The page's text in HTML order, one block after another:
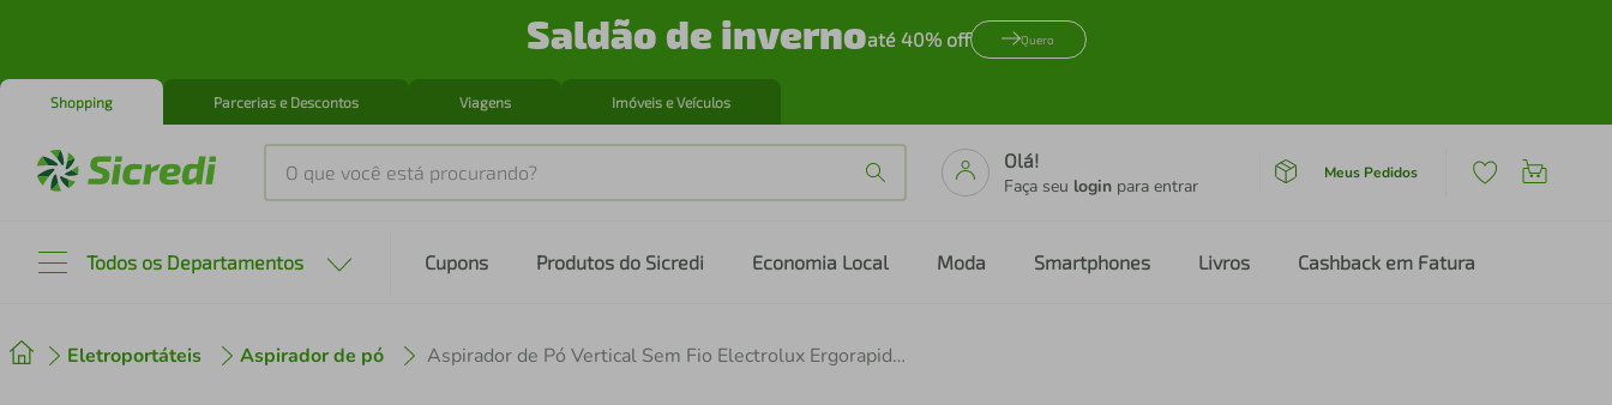
Saldão de invernoaté 40% off Quero
Shopping Parcerias e Descontos Viagens Imóveis e Veículos
O que você está procurando?
Olá!
Faça seu login para entrar
Meus Pedidos
Todos os Departamentos Cupons Produtos do Sicredi Economia Local Moda Smartphones Livros Cashback em Fatura
Eletroportáteis Aspirador de pó Aspirador de Pó Vertical Sem Fio Electrolux Ergorapido 3 em 1 Cyclonic Power 30 min Cinza (PTEC100)
2º cafeteira